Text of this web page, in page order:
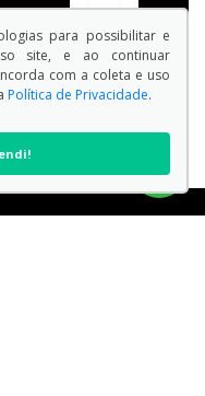
para possibilitar e
site, e ao continuar
com a coleta e uso
Política de Privacidade.